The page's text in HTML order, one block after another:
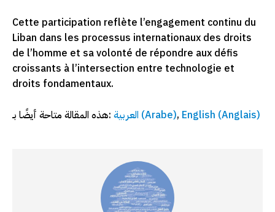
Cette participation reflète l’engagement continu du
Liban dans les processus internationaux des droits
de l’homme et sa volonté de répondre aux défis
croissants à l’intersection entre technologie et
droits fondamentaux.
هذه المقالة متاحة أيضًا بـ: العربية (Arabe) English (Anglais)